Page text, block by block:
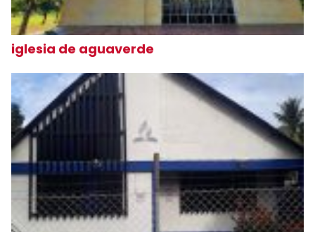
iglesia de aguaverde